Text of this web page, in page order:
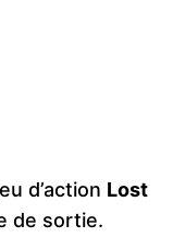
d’action Lost
de sortie.